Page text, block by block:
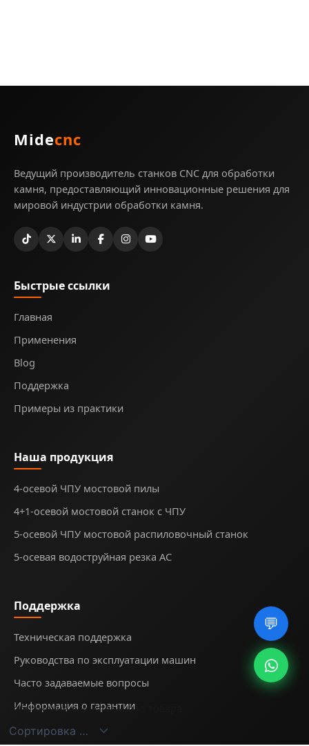
💬
Отображение единственного товара
Midecnc
Ведущий производитель станков CNC для обработки
камня, предоставляющий инновационные решения для
мировой индустрии обработки камня.
Быстрые ссылки
Главная
Применения
Blog
Поддержка
Примеры из практики
Наша продукция
4-осевой ЧПУ мостовой пилы
4+1-осевой мостовой станок с ЧПУ
5-осевой ЧПУ мостовой распиловочный станок
5-осевая водоструйная резка AC
Поддержка
Техническая поддержка
Руководства по эксплуатации машин
Часто задаваемые вопросы
Информация о гарантии